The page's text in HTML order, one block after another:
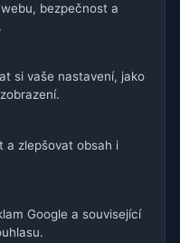
🇧🇬 Bulharsko
/ Švýcarsko
Španělsko
z.s. | IČO: 21135550 |
data: MET Norway · Open-
ČHMÚ.
bezpečnost a
si vaše nastavení, jako
a zlepšovat obsah i
Google a související